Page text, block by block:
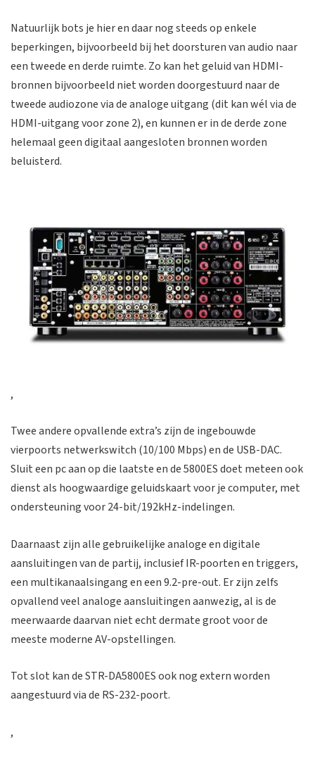
Natuurlijk bots je hier en daar nog steeds op enkele
beperkingen, bijvoorbeeld bij het doorsturen van audio naar
een tweede en derde ruimte. Zo kan het geluid van HDMI-
bronnen bijvoorbeeld niet worden doorgestuurd naar de
tweede audiozone via de analoge uitgang (dit kan wél via de
HDMI-uitgang voor zone 2), en kunnen er in de derde zone
helemaal geen digitaal aangesloten bronnen worden
beluisterd.
,
Twee andere opvallende extra’s zijn de ingebouwde
vierpoorts netwerkswitch (10/100 Mbps) en de USB-DAC.
Sluit een pc aan op die laatste en de 5800ES doet meteen ook
dienst als hoogwaardige geluidskaart voor je computer, met
ondersteuning voor 24-bit/192kHz-indelingen.
Daarnaast zijn alle gebruikelijke analoge en digitale
aansluitingen van de partij, inclusief IR-poorten en triggers,
een multikanaalsingang en een 9.2-pre-out. Er zijn zelfs
opvallend veel analoge aansluitingen aanwezig, al is de
meerwaarde daarvan niet echt dermate groot voor de
meeste moderne AV-opstellingen.
Tot slot kan de STR-DA5800ES ook nog extern worden
aangestuurd via de RS-232-poort.
,